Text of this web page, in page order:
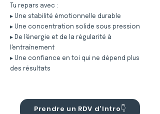
Tu repars avec :
▸ Une stabilité émotionnelle durable
▸ Une concentration solide sous pression
▸ De l'énergie et de la régularité à
l'entraînement
▸ Une confiance en toi qui ne dépend plus
des résultats
Prendre un RDV d'Intro👇